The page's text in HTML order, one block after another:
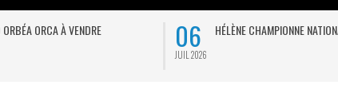
ORBÉA ORCA À VENDRE 06
JUIL 2026
HÉLÈNE CHAMPIONNE